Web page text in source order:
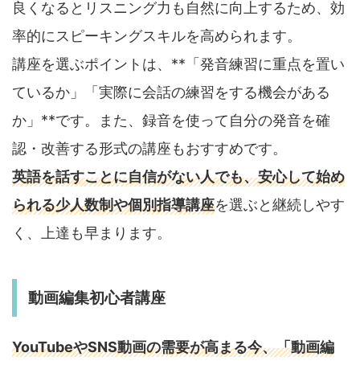
良くなるとリスニング力も自然に向上するため、効
率的にスピーキングスキルを高められます。
講座を選ぶポイントは、**「発音練習に重点を置い
ているか」「実際に会話の練習をする機会がある
か」**です。また、録音を使って自分の発音を確
認・改善する形式の講座もおすすめです。
英語を話すことに自信がない人でも、安心して始め
られる少人数制や個別指導講座を選ぶと継続しやす
く、上達も早まります。
動画編集初心者講座
YouTubeやSNS動画の需要が高まる今、「動画編